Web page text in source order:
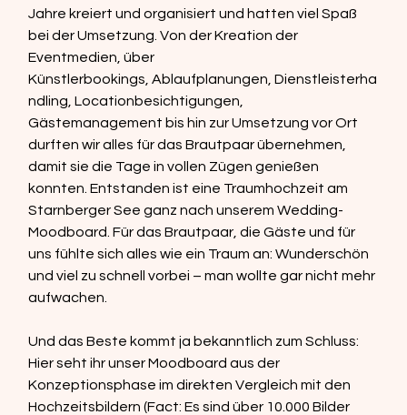
Jahre kreiert und organisiert und hatten viel Spaß
bei der Umsetzung. Von der Kreation der
Eventmedien, über
Künstlerbookings, Ablaufplanungen, Dienstleisterha
ndling, Locationbesichtigungen,
Gästemanagement bis hin zur Umsetzung vor Ort
durften wir alles für das Brautpaar übernehmen,
damit sie die Tage in vollen Zügen genießen
konnten. Entstanden ist eine Traumhochzeit am
Starnberger See ganz nach unserem Wedding-
Moodboard. Für das Brautpaar, die Gäste und für
uns fühlte sich alles wie ein Traum an: Wunderschön
und viel zu schnell vorbei – man wollte gar nicht mehr
aufwachen.
Und das Beste kommt ja bekanntlich zum Schluss:
Hier seht ihr unser Moodboard aus der
Konzeptionsphase im direkten Vergleich mit den
Hochzeitsbildern (Fact: Es sind über 10.000 Bilder